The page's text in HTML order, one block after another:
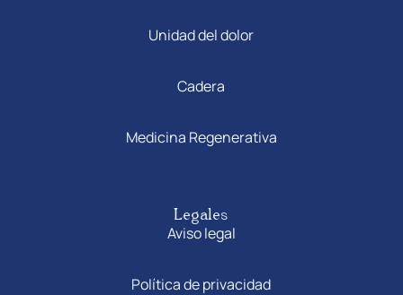
Unidad del dolor
Cadera
Medicina Regenerativa
Legales
Aviso legal
Política de privacidad